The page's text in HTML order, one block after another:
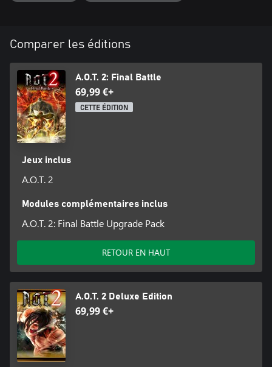
Comparer les éditions
A.O.T. 2: Final Battle
69,99 €+
CETTE ÉDITION
Jeux inclus
A.O.T. 2
Modules complémentaires inclus
A.O.T. 2: Final Battle Upgrade Pack
RETOUR EN HAUT
A.O.T. 2 Deluxe Edition
69,99 €+